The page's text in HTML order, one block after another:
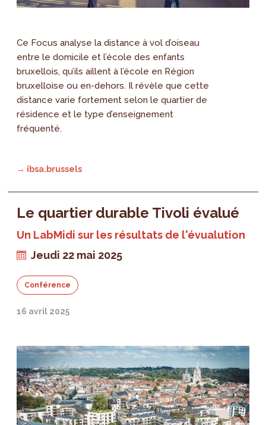
Ce Focus analyse la distance à vol d’oiseau
entre le domicile et l’école des enfants
bruxellois, qu’ils aillent à l’école en Région
bruxelloise ou en-dehors. Il révèle que cette
distance varie fortement selon le quartier de
résidence et le type d’enseignement
fréquenté.
→ ibsa.brussels
Le quartier durable Tivoli évalué
Un LabMidi sur les résultats de l'évualution
Jeudi 22 mai 2025
Conférence
16 avril 2025